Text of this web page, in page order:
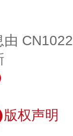
版权声明